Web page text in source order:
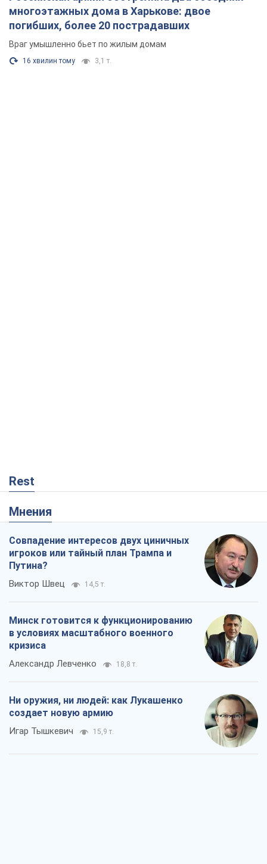
многоэтажных дома в Харькове: двое
погибших, более 20 пострадавших
Враг умышленно бьет по жилым домам
16 хвилин тому 3,1 т.
Rest
Мнения
Совпадение интересов двух циничных
игроков или тайный план Трампа и
Путина?
Виктор Швец 14,5 т.
Минск готовится к функционированию
в условиях масштабного военного
кризиса
Александр Левченко 18,8 т.
Ни оружия, ни людей: как Лукашенко
создает новую армию
Игар Тышкевич 15,9 т.